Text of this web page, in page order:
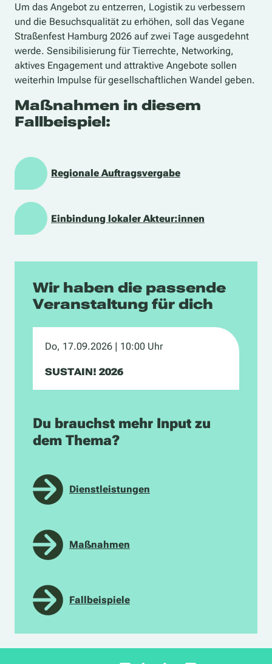
Um das Angebot zu entzerren, Logistik zu verbessern
und die Besuchsqualität zu erhöhen, soll das Vegane
Straßenfest Hamburg 2026 auf zwei Tage ausgedehnt
werde. Sensibilisierung für Tierrechte, Networking,
aktives Engagement und attraktive Angebote sollen
weiterhin Impulse für gesellschaftlichen Wandel geben.
Maßnahmen in diesem
Fallbeispiel:
Regionale Auftragsvergabe
Einbindung lokaler Akteur:innen
Wir haben die passende
Veranstaltung für dich
Do, 17.09.2026 | 10:00 Uhr
SUSTAIN! 2026
Du brauchst mehr Input zu
dem Thema?
Dienstleistungen
Maßnahmen
Fallbeispiele